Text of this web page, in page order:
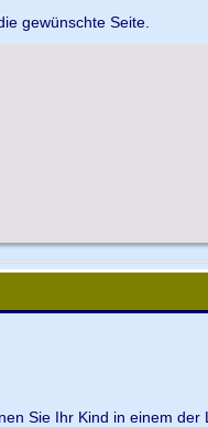
gewünschte Seite.
Sie Ihr Kind in einem